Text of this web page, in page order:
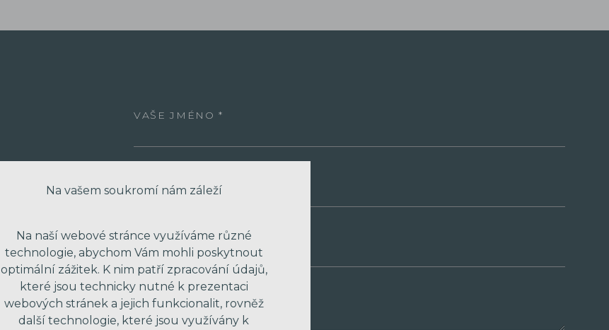
VAŠE JMÉNO
VÁŠ TELEFON
VAŠE ZPRÁVA
Na vašem soukromí nám záleží
Na naší webové stránce využíváme různé
technologie, abychom Vám mohli poskytnout
optimální zážitek. K nim patří zpracování údajů,
které jsou technicky nutné k prezentaci
webových stránek a jejich funkcionalit, rovněž
další technologie, které jsou využívány k